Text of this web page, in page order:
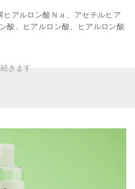
アルロン酸Ｎａ、アセチルヒア
酸、ヒアルロン酸、ヒアルロン酸